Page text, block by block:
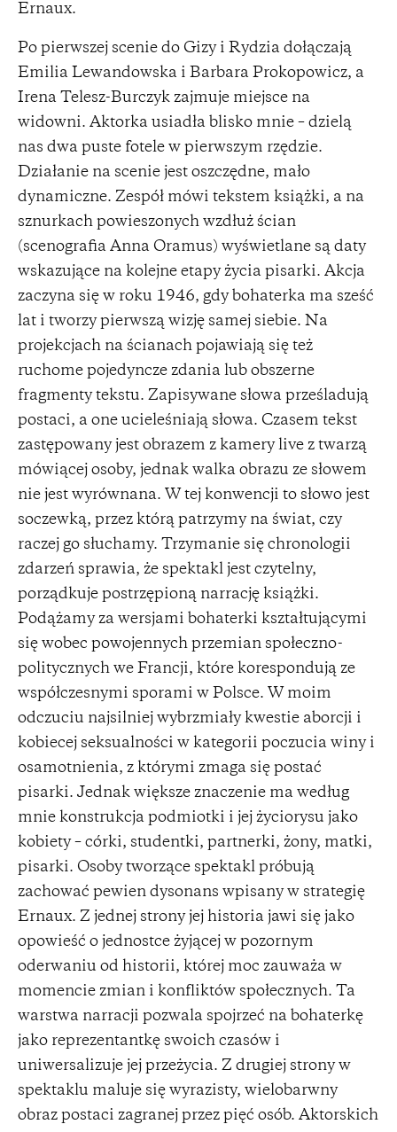
Ernaux.
Po pierwszej scenie do Gizy i Rydzia dołączają
Emilia Lewandowska i Barbara Prokopowicz, a
Irena Telesz-Burczyk zajmuje miejsce na
widowni. Aktorka usiadła blisko mnie – dzielą
nas dwa puste fotele w pierwszym rzędzie.
Działanie na scenie jest oszczędne, mało
dynamiczne. Zespół mówi tekstem książki, a na
sznurkach powieszonych wzdłuż ścian
(scenografia Anna Oramus) wyświetlane są daty
wskazujące na kolejne etapy życia pisarki. Akcja
zaczyna się w roku 1946, gdy bohaterka ma sześć
lat i tworzy pierwszą wizję samej siebie. Na
projekcjach na ścianach pojawiają się też
ruchome pojedyncze zdania lub obszerne
fragmenty tekstu. Zapisywane słowa prześladują
postaci, a one ucieleśniają słowa. Czasem tekst
zastępowany jest obrazem z kamery live z twarzą
mówiącej osoby, jednak walka obrazu ze słowem
nie jest wyrównana. W tej konwencji to słowo jest
soczewką, przez którą patrzymy na świat, czy
raczej go słuchamy. Trzymanie się chronologii
zdarzeń sprawia, że spektakl jest czytelny,
porządkuje postrzępioną narrację książki.
Podążamy za wersjami bohaterki kształtującymi
się wobec powojennych przemian społeczno-
politycznych we Francji, które korespondują ze
współczesnymi sporami w Polsce. W moim
odczuciu najsilniej wybrzmiały kwestie aborcji i
kobiecej seksualności w kategorii poczucia winy i
osamotnienia, z którymi zmaga się postać
pisarki. Jednak większe znaczenie ma według
mnie konstrukcja podmiotki i jej życiorysu jako
kobiety – córki, studentki, partnerki, żony, matki,
pisarki. Osoby tworzące spektakl próbują
zachować pewien dysonans wpisany w strategię
Ernaux. Z jednej strony jej historia jawi się jako
opowieść o jednostce żyjącej w pozornym
oderwaniu od historii, której moc zauważa w
momencie zmian i konfliktów społecznych. Ta
warstwa narracji pozwala spojrzeć na bohaterkę
jako reprezentantkę swoich czasów i
uniwersalizuje jej przeżycia. Z drugiej strony w
spektaklu maluje się wyrazisty, wielobarwny
obraz postaci zagranej przez pięć osób. Aktorskich